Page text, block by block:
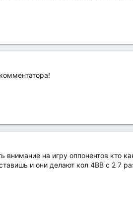
внимание на игру оппонентов кто
и они делают кол 4BB с 2 7